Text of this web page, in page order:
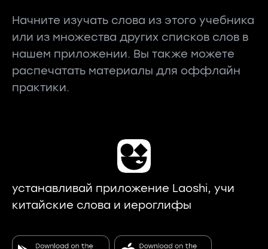
Начните изучать слова из этого учебника
или из множества других списков слов в
нашем приложении. Вы также можете
распечатать материалы для оффлайн
практики.
устанавливай приложение Laoshi, учи
китайские слова и иероглифы